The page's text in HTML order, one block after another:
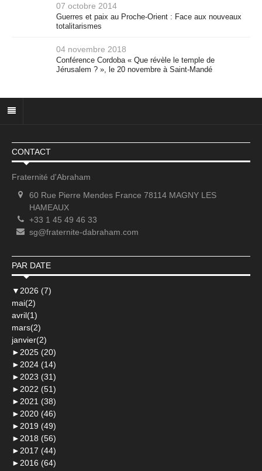
07 octobre 2014
Guerres et paix au Proche-Orient : Face aux nouveaux
totalitarismes
04 novembre 2018
Conférence Cordoba « Que révèle le temple de
Jérusalem ? », le 20 novembre à Saint-Mandé
CONTACT
Fraternité d'Abraham
60 Rue Pierre Mendes France 78114 MAGNY LES
HAMEAUX
+33 1 45 49 46 33
sg@fraternite-dabraham.com
PAR DATE
▼ 2026 (7)
mai(2)
avril(1)
mars(2)
janvier(2)
► 2025 (20)
► 2024 (14)
► 2023 (31)
► 2022 (51)
► 2021 (38)
► 2020 (46)
► 2019 (49)
► 2018 (56)
► 2017 (44)
► 2016 (64)